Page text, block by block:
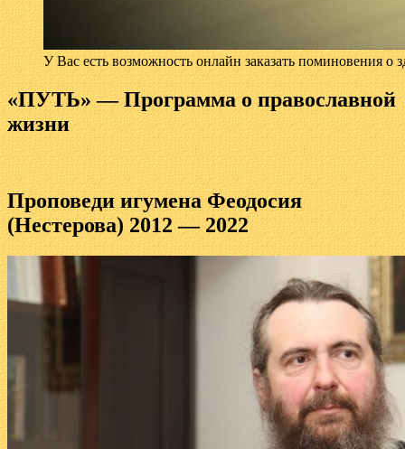
У Вас есть возможность онлайн заказать поминовения
«ПУТЬ» — Программа о православной
жизни
Проповеди игумена Феодосия
(Нестерова) 2012 — 2022